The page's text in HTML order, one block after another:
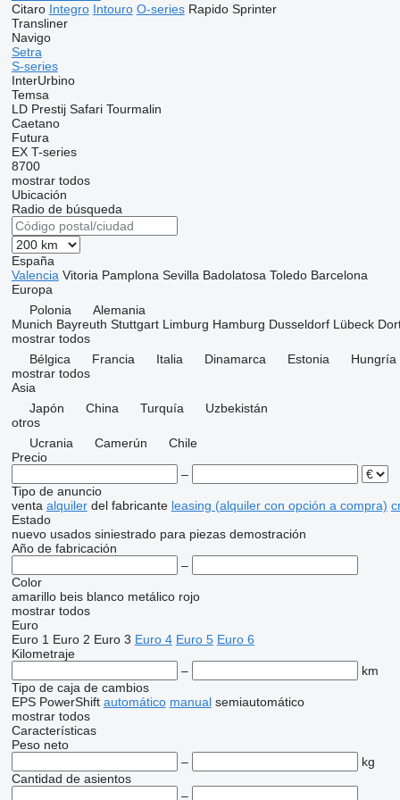
Citaro Integro Intouro O-series Rapido Sprinter
Transliner
Navigo
Setra
S-series
InterUrbino
Temsa
LD Prestij Safari Tourmalin
Caetano
Futura
EX T-series
8700
mostrar todos
Ubicación
Radio de búsqueda
España
Valencia Vitoria Pamplona Sevilla Badolatosa Toledo Barcelona
Europa
Polonia
Alemania
Munich Bayreuth Stuttgart Limburg Hamburg Dusseldorf Lübeck
mostrar todos
Bélgica
Francia Italia Dinamarca Estonia
Hungría
mostrar todos
Asia
Japón
China Turquía
Uzbekistán
otros
Ucrania
Camerún
Chile
Precio
–
Tipo de anuncio
venta alquiler del fabricante leasing (alquiler con opción a compra)
Estado
nuevo usados siniestrado para piezas demostración
Año de fabricación
–
Color
amarillo beis blanco metálico rojo
mostrar todos
Euro
Euro 1 Euro 2 Euro 3 Euro 4 Euro 5 Euro 6
Kilometraje
–
km
Tipo de caja de cambios
EPS PowerShift automático manual semiautomático
mostrar todos
Características
Peso neto
–
kg
Cantidad de asientos
–